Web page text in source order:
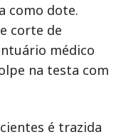
como dote.
corte de
médico
na testa com
é trazida